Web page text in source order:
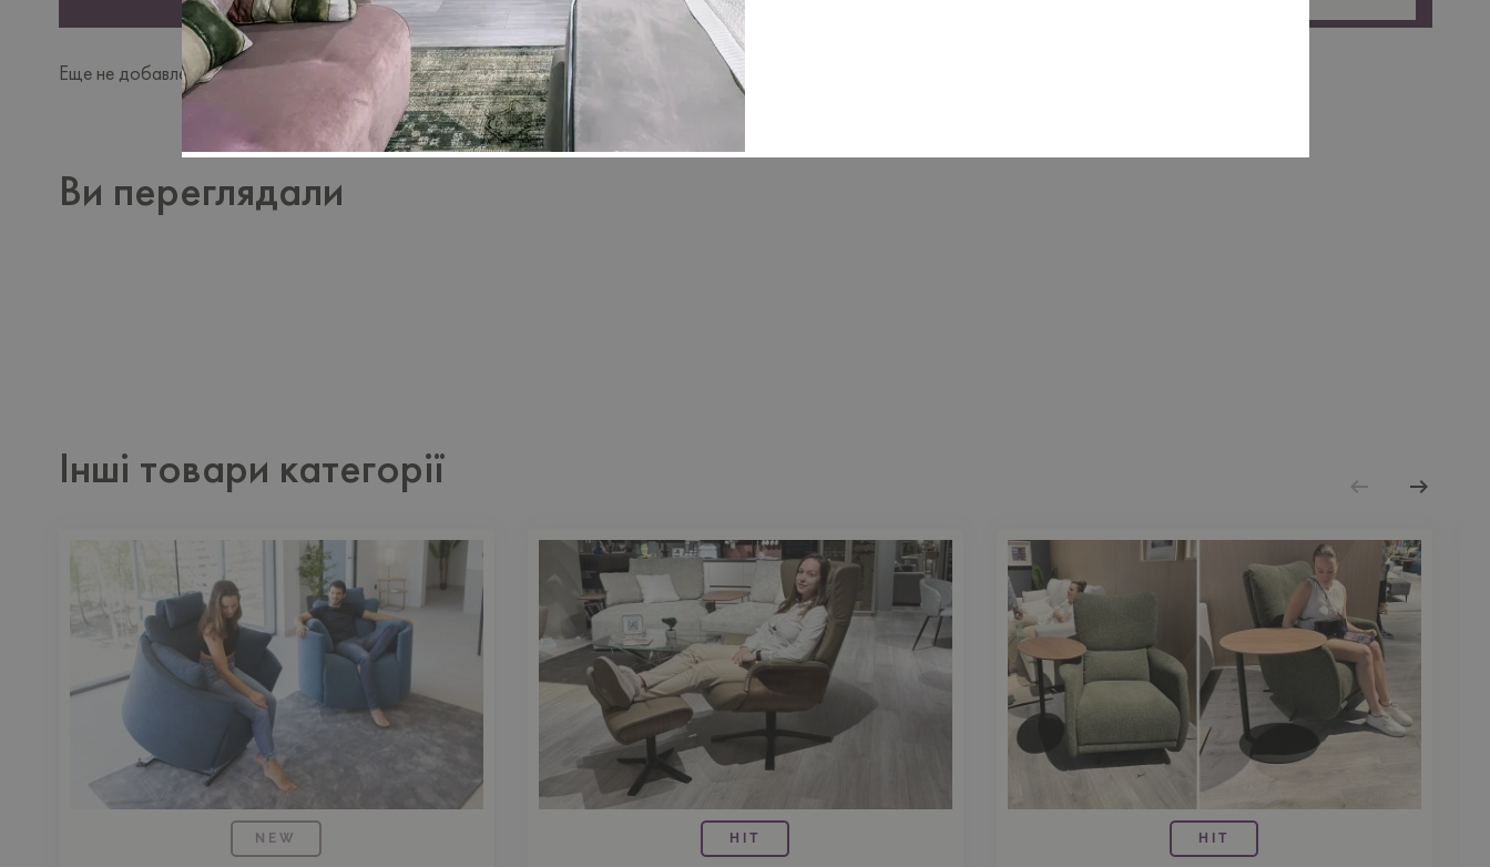
Еще не добавлено ни одного отзыва. Будьте первым, кто это сделает.
Ви переглядали
Інші товари категорії
NEW HIT HIT